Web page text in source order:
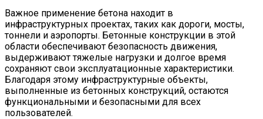
Важное применение бетона находит в
инфраструктурных проектах, таких как дороги, мосты,
тоннели и аэропорты. Бетонные конструкции в этой
области обеспечивают безопасность движения,
выдерживают тяжелые нагрузки и долгое время
сохраняют свои эксплуатационные характеристики.
Благодаря этому инфраструктурные объекты,
выполненные из бетонных конструкций, остаются
функциональными и безопасными для всех
пользователей.